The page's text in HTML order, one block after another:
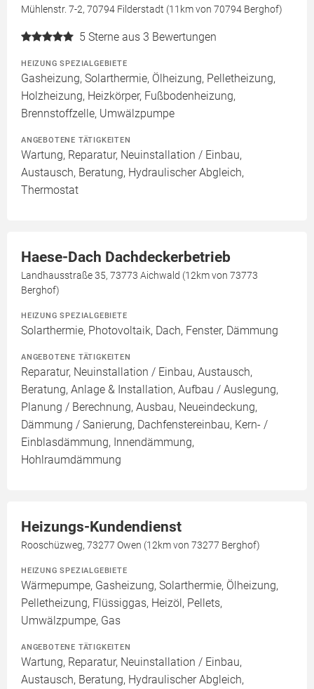
Mühlenstr. 7-2, 70794 Filderstadt (11km von 70794 Berghof)
5 Sterne aus 3 Bewertungen
HEIZUNG SPEZIALGEBIETE
Gasheizung, Solarthermie, Ölheizung, Pelletheizung,
Holzheizung, Heizkörper, Fußbodenheizung,
Brennstoffzelle, Umwälzpumpe
ANGEBOTENE TÄTIGKEITEN
Wartung, Reparatur, Neuinstallation / Einbau,
Austausch, Beratung, Hydraulischer Abgleich,
Thermostat
Haese-Dach Dachdeckerbetrieb
Landhausstraße 35, 73773 Aichwald (12km von 73773
Berghof)
HEIZUNG SPEZIALGEBIETE
Solarthermie, Photovoltaik, Dach, Fenster, Dämmung
ANGEBOTENE TÄTIGKEITEN
Reparatur, Neuinstallation / Einbau, Austausch,
Beratung, Anlage & Installation, Aufbau / Auslegung,
Planung / Berechnung, Ausbau, Neueindeckung,
Dämmung / Sanierung, Dachfenstereinbau, Kern- /
Einblasdämmung, Innendämmung,
Hohlraumdämmung
Heizungs-Kundendienst
Rooschüzweg, 73277 Owen (12km von 73277 Berghof)
HEIZUNG SPEZIALGEBIETE
Wärmepumpe, Gasheizung, Solarthermie, Ölheizung,
Pelletheizung, Flüssiggas, Heizöl, Pellets,
Umwälzpumpe, Gas
ANGEBOTENE TÄTIGKEITEN
Wartung, Reparatur, Neuinstallation / Einbau,
Austausch, Beratung, Hydraulischer Abgleich,